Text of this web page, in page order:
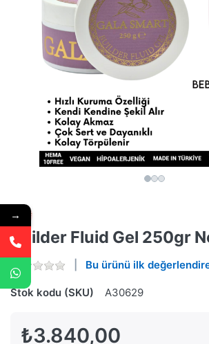
Builder Fluid Gel 250gr
Bu ürünü ilk
Stok kodu (SKU) A30629
₺3.840,00
→